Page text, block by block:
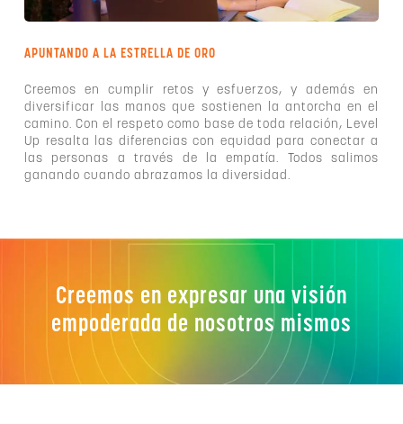
APUNTANDO A LA ESTRELLA DE ORO
Creemos en cumplir retos y esfuerzos, y además en
diversificar las manos que sostienen la antorcha en el
camino. Con el respeto como base de toda relación, Level
Up resalta las diferencias con equidad para conectar a
las personas a través de la empatía. Todos salimos
ganando cuando abrazamos la diversidad.
Creemos en expresar una visión
empoderada de nosotros mismos